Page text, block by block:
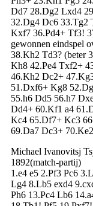
Dd7 28.Dg2 Lxd4
32.Dg4 Dc6
Kxf7 36.Pd4+ Tf3!
gewonnen eindspel
38.Kh2 Td3? (beter
Kh8 42.Pe4 Txf2+
46.Kh2 Dc2+
51.Dxf6+ Kg8
55.h6 Dd5 56.h7
Dd4+ 60.Kf1 a4
Kc4 65.Df7+ Kc3
69.Da7 Dc3+
Michael Ivanovitsj
1892(match-partij)
1.e4 e5 2.Pf3 Pc6
Lg4 8.Lb5 exd4
Ph6 13.Pc4 Lb6